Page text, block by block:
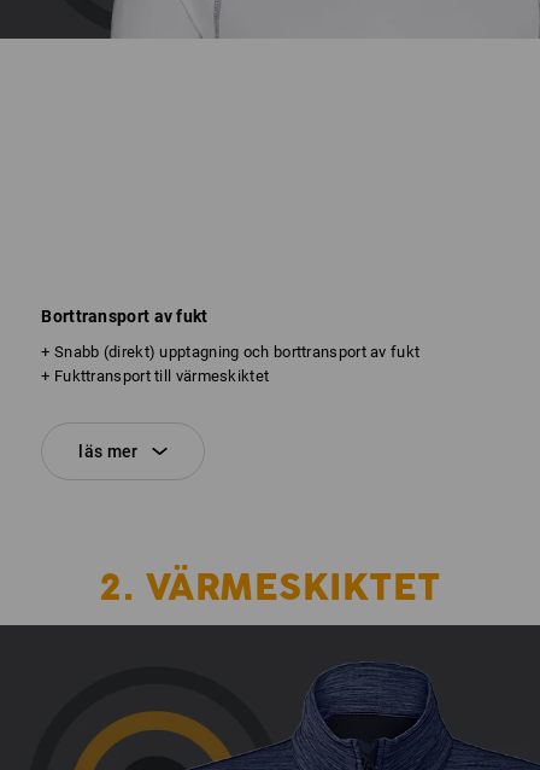
Borttransport av fukt
+ Snabb (direkt) upptagning och borttransport av fukt
+ Fukttransport till värmeskiktet
läs mer
2. VÄRMESKIKTET